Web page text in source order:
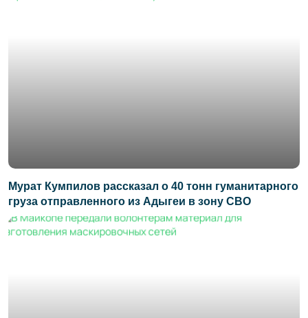
Мурат Кумпилов рассказал о 40 тонн гуманитарного
груза отправленного из Адыгеи в зону СВО